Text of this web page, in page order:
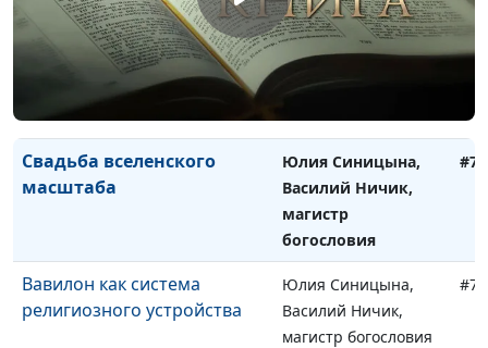
магистр богословия
Тысячелетнее царство
Юлия Синицына,
Василий Ничик,
магистр богословия
Свадьба вселенского
масштаба
Юлия Синицына,
Василий Ничик,
магистр
богословия
Вавилон как система
религиозного устройства
Юлия Синицына,
Василий Ничик,
магистр богословия